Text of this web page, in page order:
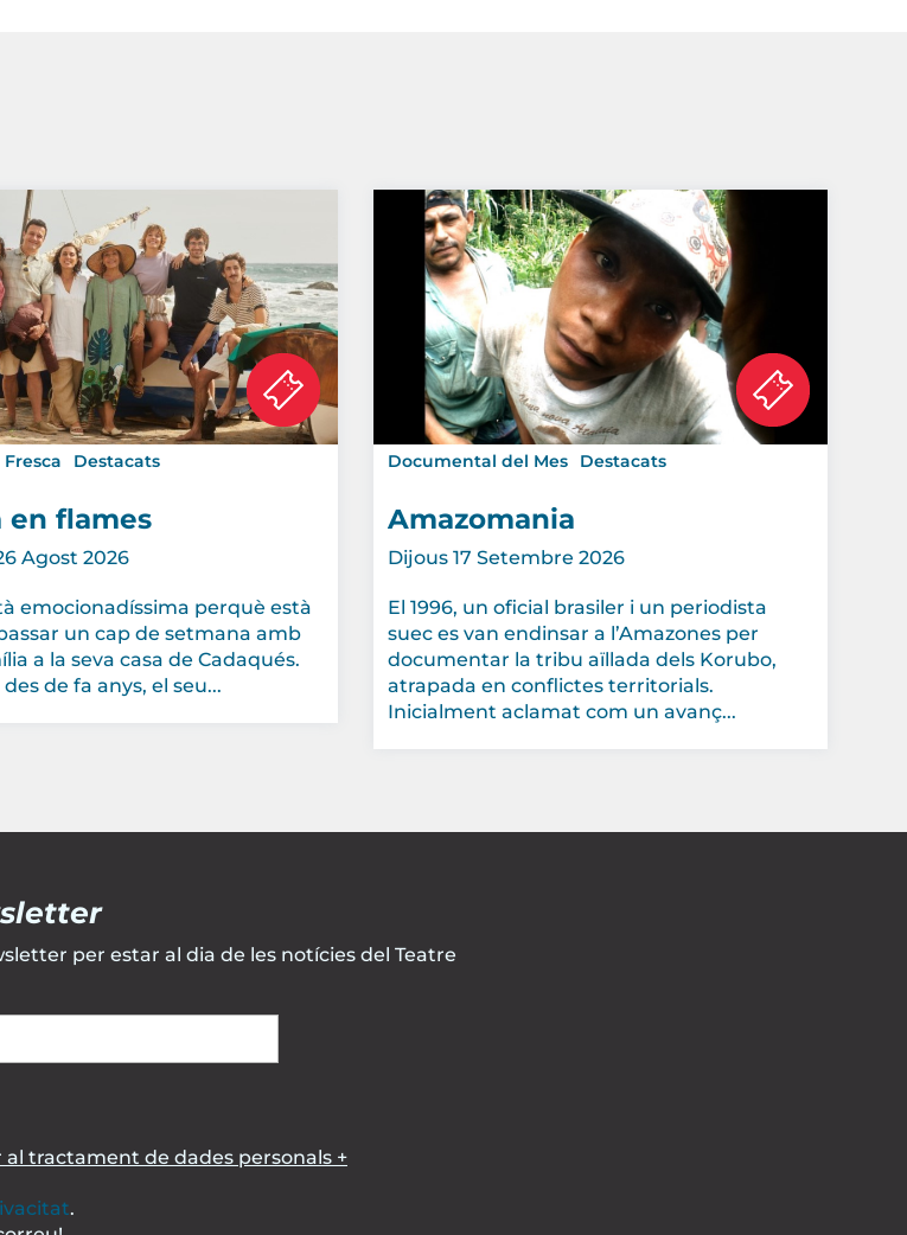
Destacats
en flames
Agost 2026
emocionadíssima perquè està
un cap de setmana amb
a la seva casa de Cadaqués.
de fa anys, el seu...
Documental del Mes Destacats
Amazomania
Dijous 17 Setembre 2026
El 1996, un oficial brasiler i un periodista
suec es van endinsar a l’Amazones per
documentar la tribu aïllada dels Korubo,
atrapada en conflictes territorials.
Inicialment aclamat com un avanç...
per estar al dia de les notícies del Teatre
tractament de dades personals +
.